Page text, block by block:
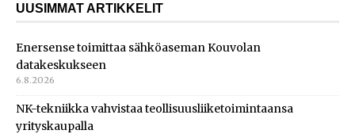
UUSIMMAT ARTIKKELIT
Enersense toimittaa sähköaseman Kouvolan
datakeskukseen
6.8.2026
NK-tekniikka vahvistaa teollisuusliiketoimintaansa
yrityskaupalla